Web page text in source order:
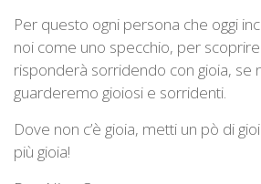
Per questo ogni persona che oggi
noi come uno specchio, per
risponderà sorridendo con gioia, se
guarderemo gioiosi e sorridenti.
Dove non c’è gioia, metti un pò di
più gioia!